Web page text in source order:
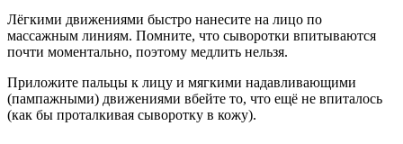
Лёгкими движениями быстро нанесите на лицо по
массажным линиям. Помните, что сыворотки впитываются
почти моментально, поэтому медлить нельзя.
Приложите пальцы к лицу и мягкими надавливающими
(пампажными) движениями вбейте то, что ещё не впиталось
(как бы проталкивая сыворотку в кожу).